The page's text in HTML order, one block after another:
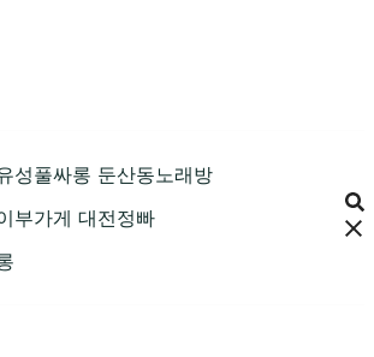
성풀싸롱 둔산동노래방
부가게 대전정빠